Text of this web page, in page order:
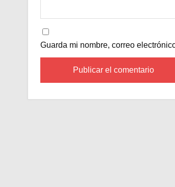
Guarda mi nombre, correo